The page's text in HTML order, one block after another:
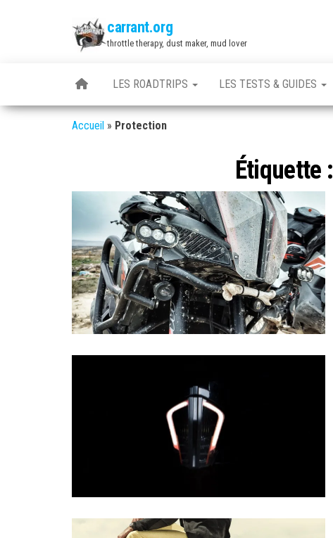
carrant.org
throttle therapy, dust maker, mud lover
LES ROADTRIPS LES TESTS & GUIDES
Accueil » Protection
Étiquette :